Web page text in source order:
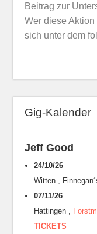
Beitrag zur
Wer diese
sich unter dem
Gig-Kalender
Jeff Good
24/10/26
Witten ,
07/11/26
Hattingen ,
TICKETS